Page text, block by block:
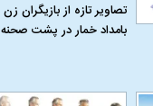
تصاویر تازه از بازیگران زن
بامداد خمار در پشت صحنه